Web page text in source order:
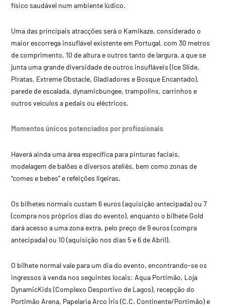
físico saudável num ambiente lúdico.
Uma das principais atracções será o Kamikaze, considerado o
maior escorrega insuflável existente em Portugal, com 30 metros
de comprimento, 10 de altura e outros tanto de largura, a que se
junta uma grande diversidade de outros insufláveis (Ice Slide,
Piratas, Extreme Obstacle, Gladiadores e Bosque Encantado),
parede de escalada, dynamicbungee, trampolins, carrinhos e
outros veículos a pedais ou eléctricos.
Momentos únicos potenciados por profissionais
Haverá ainda uma área específica para pinturas faciais,
modelagem de balões e diversos ateliês, bem como zonas de
“comes e bebes” e refeições ligeiras.
Os bilhetes normais custam 6 euros (aquisição antecipada) ou 7
(compra nos próprios dias do evento), enquanto o bilhete Gold
dará acesso a uma zona extra, pelo preço de 9 euros (compra
antecipada) ou 10 (aquisição nos dias 5 e 6 de Abril).
O bilhete normal vale para um dia do evento, encontrando-se os
ingressos à venda nos seguintes locais: Aqua Portimão, Loja
DynamicKids (Complexo Desportivo de Lagos), recepção do
Portimão Arena, Papelaria Arco Íris (C.C. Continente/Portimão) e